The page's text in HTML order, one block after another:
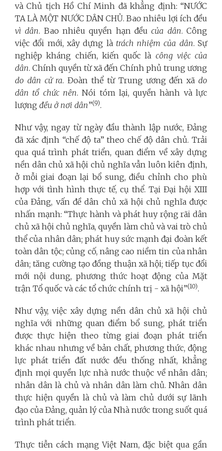
và Chủ tịch Hồ Chí Minh đã khẳng định: “NƯỚC
TA LÀ MỘT NƯỚC DÂN CHỦ. Bao nhiêu lợi ích đều
vì dân. Bao nhiêu quyền hạn đềucủa dân. Công
việc đổi mới, xây dựng là trách nhiệm của dân. Sự
nghiệp kháng chiến, kiến quốc là công việc của
dân. Chính quyền từ xã đến Chính phủ trung ương
do dân cử ra. Đoàn thể từ Trung ương đến xãdo
dân tổ chức nên. Nói tóm lại, quyền hành và lực
lượng đều ở nơi dân”(9).
Như vậy, ngay từ ngày đầu thành lập nước, Đảng
đã xác định “chế độ ta” theo chế độ dân chủ. Trải
qua quá trình phát triển, quan điểm về xây dựng
nền dân chủ xã hội chủ nghĩa vẫn luôn kiên định,
ở mỗi giai đoạn lại bổ sung, điều chỉnh cho phù
hợp với tình hình thực tế, cụ thể. Tại Đại hội XIII
của Đảng, vấn đề dân chủ xã hội chủ nghĩa được
nhấn mạnh: “Thực hành và phát huy rộng rãi dân
chủ xã hội chủ nghĩa, quyền làm chủ và vai trò chủ
thể của nhân dân; phát huy sức mạnh đại đoàn kết
toàn dân tộc; củng cố, nâng cao niềm tin của nhân
dân; tăng cường tạo đồng thuận xã hội; tiếp tục đổi
mới nội dung, phương thức hoạt động của Mặt
trận Tổ quốc và các tổ chức chính trị - xã hội”(10).
Như vậy, việc xây dựng nền dân chủ xã hội chủ
nghĩa với những quan điểm bổ sung, phát triển
được thực hiện theo từng giai đoạn phát triển
khác nhau nhưng về bản chất, phương thức, động
lực phát triển đất nước đều thống nhất, khẳng
định mọi quyền lực nhà nước thuộc về nhân dân;
nhân dân là chủ và nhân dân làm chủ. Nhân dân
thực hiện quyền là chủ và làm chủ dưới sự lãnh
đạo của Đảng, quản lý của Nhà nước trong suốt quá
trình phát triển.
Thực tiễn cách mạng Việt Nam, đặc biệt qua gần